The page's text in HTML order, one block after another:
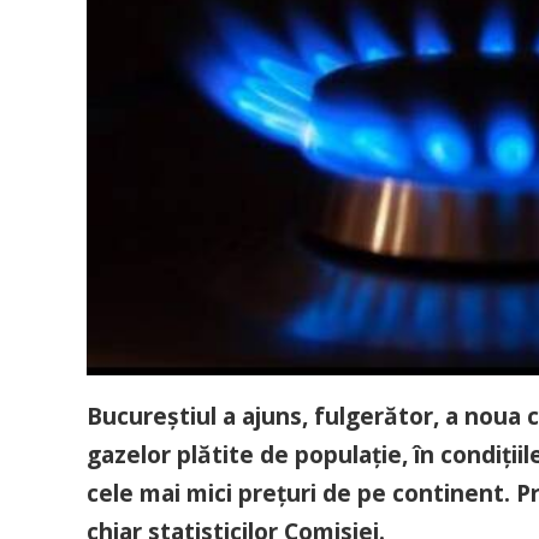
Bucureștiul a ajuns, fulgerător, a noua
gazelor plătite de populație, în
cele mai mici prețuri de pe continent.
chiar statisticilor Comisiei.